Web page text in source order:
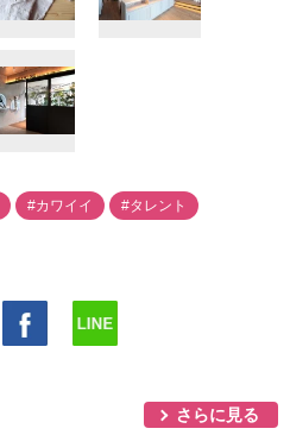
#カワイイ #タレント
さらに見る